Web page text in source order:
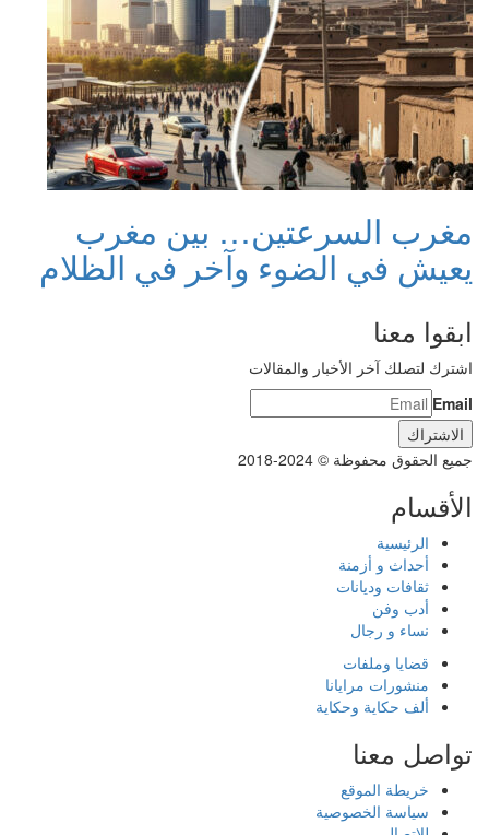
مغرب السرعتين… بين مغرب
يعيش في الضوء وآخر في الظلام
ابقوا معنا
اشترك لتصلك آخر الأخبار والمقالات
Email
جميع الحقوق محفوظة © 2024-2018
الأقسام
الرئيسية
أحداث و أزمنة
ثقافات وديانات
أدب وفن
نساء و رجال
قضايا وملفات
منشورات مرايانا
ألف حكاية وحكاية
تواصل معنا
خريطة الموقع
سياسة الخصوصية